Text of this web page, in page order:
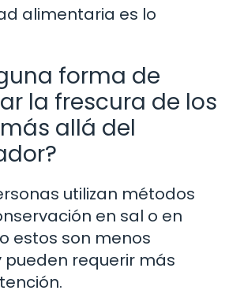
alimentaria es lo
forma de
la frescura de los
allá del
utilizan métodos
en sal o en
estos son menos
pueden requerir más